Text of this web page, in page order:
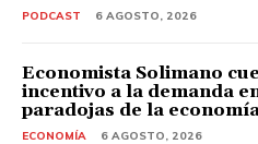
PODCAST 6 AGOSTO, 2026
Economista Solimano
incentivo a la demanda
paradojas de la
ECONOMÍA 6 AGOSTO, 2026